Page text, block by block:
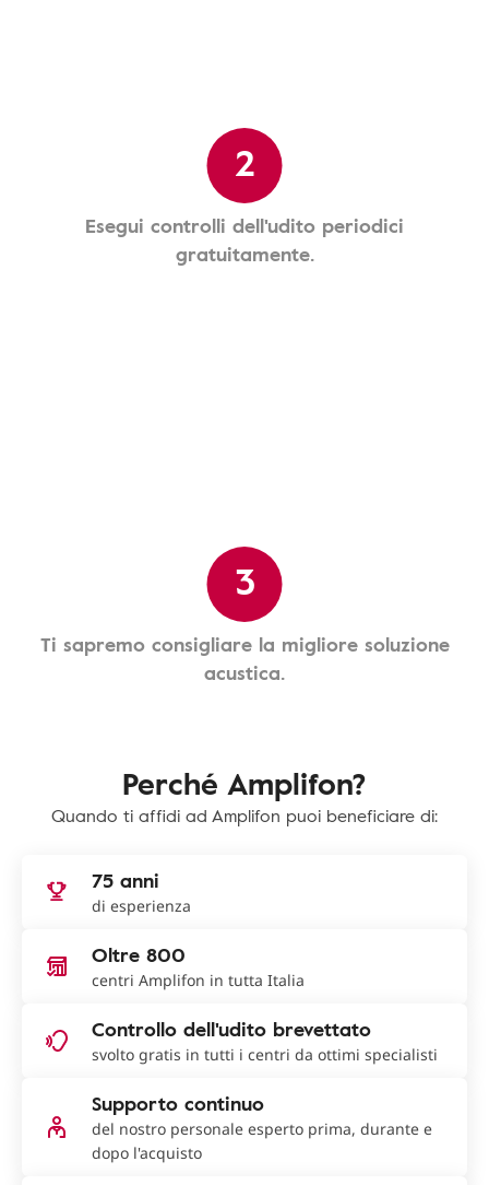
2
Esegui controlli dell'udito periodici
gratuitamente.
3
Ti sapremo consigliare la migliore soluzione
acustica.
Perché Amplifon?
Quando ti affidi ad Amplifon puoi beneficiare di:
75 anni
di esperienza
Oltre 800
centri Amplifon in tutta Italia
Controllo dell'udito brevettato
svolto gratis in tutti i centri da ottimi specialisti
Supporto continuo
del nostro personale esperto prima, durante e
dopo l'acquisto